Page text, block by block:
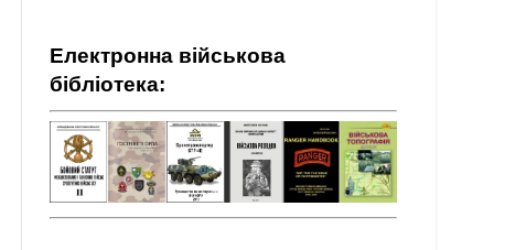
Електронна військова
бібліотека: